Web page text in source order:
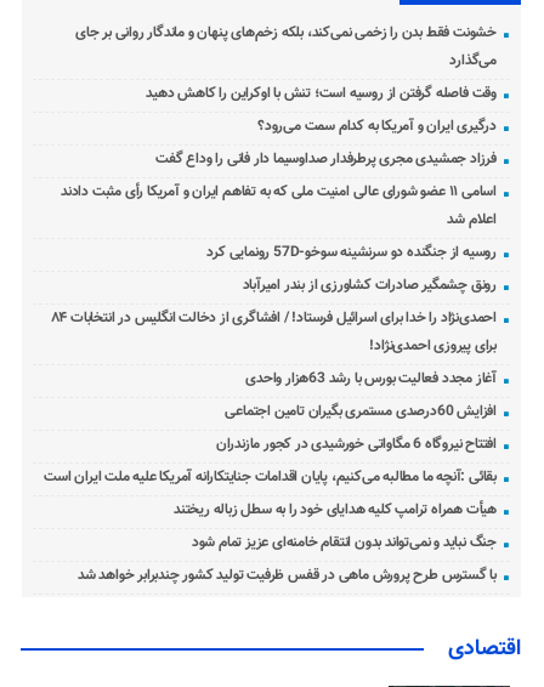
خشونت فقط بدن را زخمی نمی‌کند، بلکه زخم‌های پنهان و ماندگار روانی بر جای
می‌گذارد
وقت فاصله گرفتن از روسیه است؛ تنش با اوکراین را کاهش دهید
درگیری ایران و آمریکا به کدام سمت می‌رود؟
فرزاد جمشیدی مجری پرطرفدار صداوسیما دار فانی را وداع گفت
اسامی ۱۱ عضو شورای عالی امنیت ملی که به تفاهم ایران و آمریکا رأی مثبت دادند
اعلام شد
روسیه از جنگنده دو سرنشینه سوخو-57D رونمایی کرد
رونق چشمگیر صادرات کشاورزی از بندر امیرآباد
احمدی‌نژاد را خدا برای اسرائیل فرستاد! / افشاگری از دخالت انگلیس در انتخابات ۸۴
برای پیروزی احمدی‌نژاد!
آغاز مجدد فعالیت بورس با رشد 63هزار واحدی
افزایش 60درصدی مستمری بگیران تامین اجتماعی
افتتاح نیروگاه 6 مگاواتی خورشیدی در کجور مازندران
بقائی :آنچه ما مطالبه می‌کنیم، پایان اقدامات جنایتکارانه آمریکا علیه ملت ایران است
هیأت همراه ترامپ کلیه هدایای خود را به سطل زباله ریختند
جنگ نباید و نمی‌تواند بدون انتقام خامنه‌ای عزیز تمام شود
با گسترس طرح پرورش ماهی در قفس ظرفیت تولید کشور چندبرابر خواهد شد
اقتصادی